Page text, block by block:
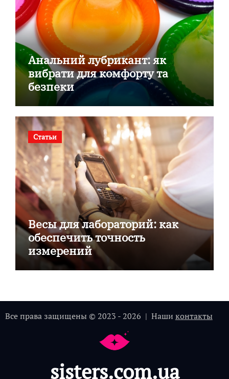
Анальний лубрикант: як
вибрати для комфорту та
безпеки
Статьи
Весы для лабораторий: как
обеспечить точность
измерений
Все права защищены © 2023 - 2026 | Наши контакты
sisters.com.ua